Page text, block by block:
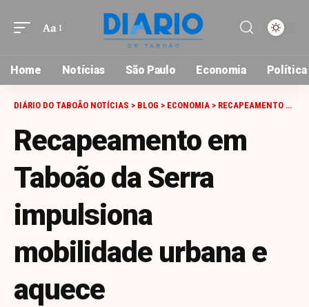
Font
Aa
Home Notícias São Paulo Economia Política
DIÁRIO DO TABOÃO NOTÍCIAS > BLOG > ECONOMIA > RECAPEAMENTO EM TABOÃO DA SERRA IMPULSIONA MOBILIDADE URBANA E AQUECE DESENVOLVIMENTO DA CIDADE
Recapeamento em
Taboão da Serra
impulsiona
mobilidade urbana e
aquece